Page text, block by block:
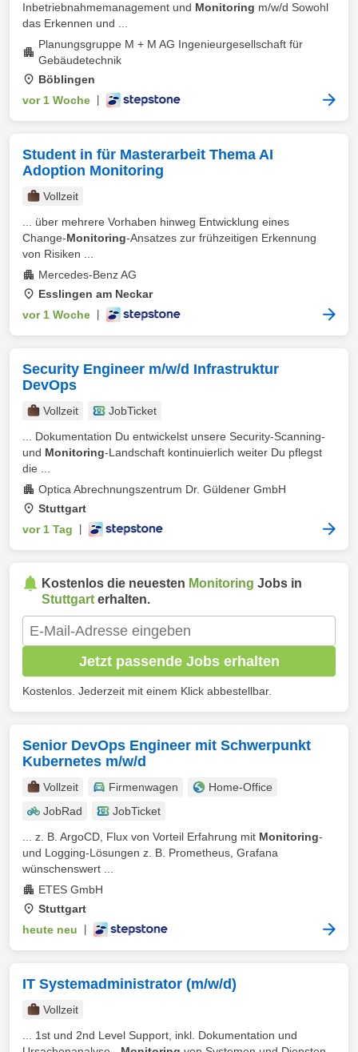
Inbetriebnahmemanagement und Monitoring m/w/d Sowohl
das Erkennen und ...
Planungsgruppe M + M AG Ingenieurgesellschaft für
Gebäudetechnik
Böblingen
vor 1 Woche
Student in für Masterarbeit Thema AI
Adoption Monitoring
Vollzeit
... über mehrere Vorhaben hinweg Entwicklung eines
Change-Monitoring-Ansatzes zur frühzeitigen Erkennung
von Risiken ...
Mercedes-Benz AG
Esslingen am Neckar
vor 1 Woche
Security Engineer m/w/d Infrastruktur
DevOps
Vollzeit
JobTicket
... Dokumentation Du entwickelst unsere Security-Scanning-
und Monitoring-Landschaft kontinuierlich weiter Du pflegst
die ...
Optica Abrechnungszentrum Dr. Güldener GmbH
Stuttgart
vor 1 Tag
Kostenlos die neuesten Monitoring Jobs in
Stuttgart erhalten.
Jetzt passende Jobs erhalten
Kostenlos. Jederzeit mit einem Klick abbestellbar.
Senior DevOps Engineer mit Schwerpunkt
Kubernetes m/w/d
Vollzeit Firmenwagen
Home-Office
JobRad
JobTicket
... z. B. ArgoCD, Flux von Vorteil Erfahrung mit Monitoring-
und Logging-Lösungen z. B. Prometheus, Grafana
wünschenswert ...
ETES GmbH
Stuttgart
heute neu
IT Systemadministrator (m/w/d)
Vollzeit
... 1st und 2nd Level Support, inkl. Dokumentation und